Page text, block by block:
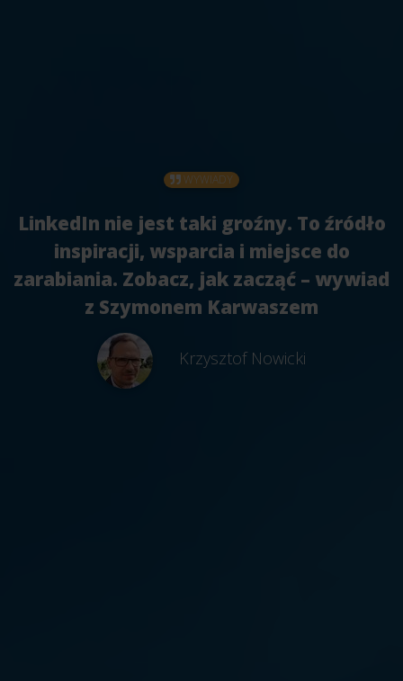
WYWIADY
LinkedIn nie jest taki groźny. To źródło
inspiracji, wsparcia i miejsce do
zarabiania. Zobacz, jak zacząć – wywiad
z Szymonem Karwaszem
Krzysztof Nowicki